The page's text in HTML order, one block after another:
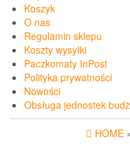
Koszyk
O nas
Regulamin sklepu
Koszty wysyłki
Paczkomaty InPost
Polityka prywatności
Nowości
Obsługa jednostek
HOME